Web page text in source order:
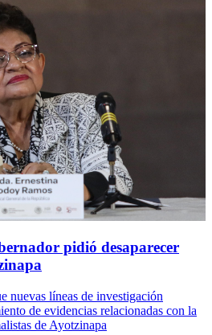
pidió desaparecer
nuevas líneas de investigación
de evidencias relacionadas con la
de Ayotzinapa